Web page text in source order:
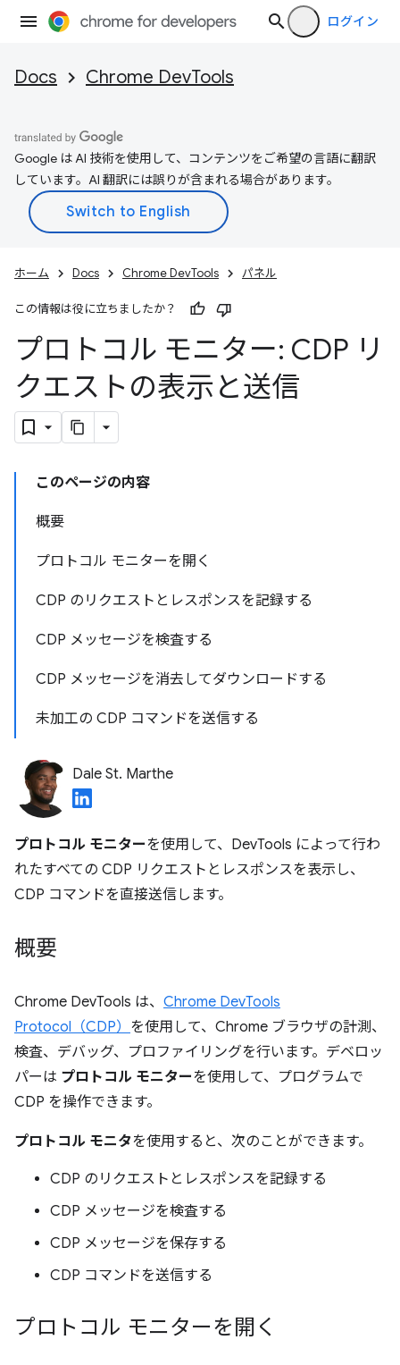
ログイン
Docs Chrome DevTools
Google は AI 技術を使用して、コンテンツをご希望の言語に翻訳
しています。AI 翻訳には誤りが含まれる場合があります。
ホーム Docs Chrome DevTools パネル
この情報は役に立ちましたか？
プロトコル モニター: CDP リ
クエストの表示と送信
このページの内容
概要
プロトコル モニターを開く
CDP のリクエストとレスポンスを記録する
CDP メッセージを検査する
CDP メッセージを消去してダウンロードする
未加工の CDP コマンドを送信する
Dale St. Marthe
プロトコル モニターを使用して、DevTools によって行わ
れたすべての CDP リクエストとレスポンスを表示し、
CDP コマンドを直接送信します。
概要
Chrome DevTools は、 Chrome DevTools
Protocol（CDP） を使用して、Chrome ブラウザの計測、
検査、デバッグ、プロファイリングを行います。デベロッ
パーは プロトコル モニターを使用して、プログラムで
CDP を操作できます。
プロトコル モニタを使用すると、次のことができます。
CDP のリクエストとレスポンスを記録する
CDP メッセージを検査する
CDP メッセージを保存する
CDP コマンドを送信する
プロトコル モニターを開く